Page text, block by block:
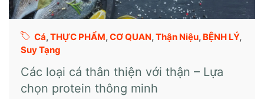
Cá,THỰC PHẨM,CƠ QUAN,Thận Niệu, BỆNH LÝ,
Suy Tạng
Các loại cá thân thiện với thận – Lựa
chọn protein thông minh